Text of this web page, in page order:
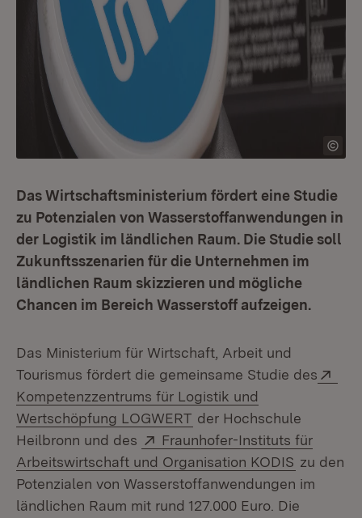
Das Wirtschaftsministerium fördert eine Studie
zu Potenzialen von Wasserstoffanwendungen in
der Logistik im ländlichen Raum. Die Studie soll
Zukunftsszenarien für die Unternehmen im
ländlichen Raum skizzieren und mögliche
Chancen im Bereich Wasserstoff aufzeigen.
Das Ministerium für Wirtschaft, Arbeit und
Tourismus fördert die gemeinsame Studie des
Kompetenzzentrums für Logistik und
Wertschöpfung LOGWERT (Öffnet in neuem Fenster)
der Hochschule
Heilbronn und des
Extern:
Fraunhofer-Instituts für
Arbeitswirtschaft und Organisation KODIS (Öffnet
zu den
Potenzialen von Wasserstoffanwendungen im
ländlichen Raum mit rund 127.000 Euro. Die